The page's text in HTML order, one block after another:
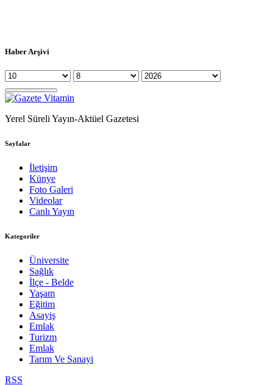
Haber Arşivi
Yerel Süreli Yayın-Aktüel Gazetesi
Sayfalar
İletişim
Künye
Foto Galeri
Videolar
Canlı Yayın
Kategoriler
Üniversite
Sağlık
İlçe - Belde
Yaşam
Eğitim
Asayiş
Emlak
Turizm
Emlak
Tarım Ve Sanayi
RSS